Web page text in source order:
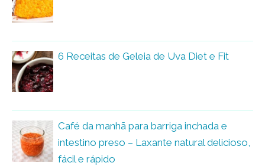
6 Receitas de Geleia de Uva Diet e Fit
Café da manhã para barriga inchada e
intestino preso – Laxante natural delicioso,
fácil e rápido